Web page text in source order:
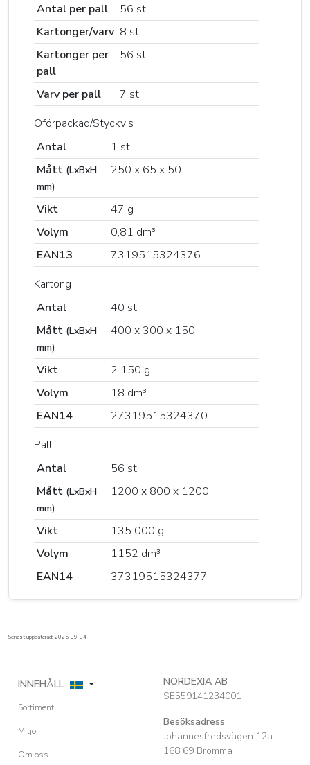
Antal per pall
56 st
Kartonger/varv 8 st
Kartonger per
pall
56 st
Varv per pall
7 st
Oförpackad/Styckvis
Antal
1 st
Mått (LxBxH
mm)
250 x 65 x 50
Vikt
47 g
Volym
0,81 dm³
EAN13
7319515324376
Kartong
Antal
40 st
Mått (LxBxH
mm)
400 x 300 x 150
Vikt
2 150 g
Volym
18 dm³
EAN14
27319515324370
Pall
Antal
56 st
Mått (LxBxH
mm)
1200 x 800 x 1200
Vikt
135 000 g
Volym
1152 dm³
EAN14
37319515324377
Senast uppdaterad: 2025-09-04
INNEHÅLL
Sortiment
Miljö
Om oss
NORDEXIA AB
SE559141234001
Besöksadress
Johannesfredsvägen 12a
168 69 Bromma